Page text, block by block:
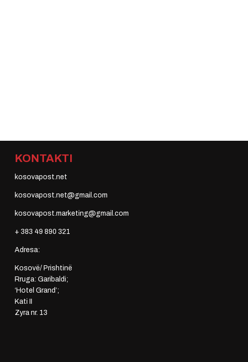
KONTAKTI
kosovapost.net
kosovapost.net@gmail.com
kosovapost.marketing@gmail.com
+ 383 49 890 321
Adresa:
Kosovë/ Prishtinë
Rruga: Garibaldi;
‘Hotel Grand’;
Kati II
Zyra nr. 13